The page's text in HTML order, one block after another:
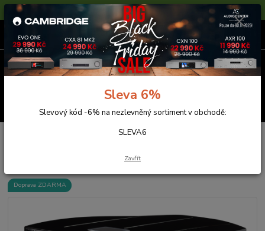
Sleva 6% na nezlevněné zboží s kódem SLEVA6
Menu
0ks
0,00 Kč
REL No.32
Doprava ZDARMA
Sleva 6%
Slevový kód -6% na nezlevněný sortiment v obchodě:
SLEVA6
Zavřít